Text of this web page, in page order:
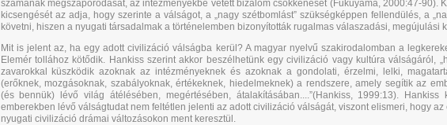
számának megszaporodását, az intézményekbe vetett bizalom csökkenését (Fukuyama, 2000:47-90).
kicsengését az adja, hogy szerinte a válságot, a „nagy szétbomlást” szükségképpen fellendülés, a
követni, hiszen a nyugati társadalmak a történelemben bizonyították rugalmas válaszadási, megújulási
Mit is jelent az, ha egy adott civilizáció válságba kerül? A magyar nyelvű szakirodalomban a
Elemér tollához kötődik. Hankiss szerint akkor beszélhetünk egy civilizáció vagy kultúra válságáról,
zavarokkal küszködik azoknak az intézményeknek és azoknak a gondolati, érzelmi, lelki,
(erőknek, mozgásoknak, szabályoknak, értékeknek, hiedelmeknek) a rendszere, amely segítik az
(és bennük) lévő világ átélésében, megértésében, átalakításában....”(Hankiss, 1999:13).
emberekben lévő válságtudat nem feltétlen jelenti az adott civilizáció válságát, viszont elismeri, hogy
nyugati civilizáció drámai változásokon ment keresztül.